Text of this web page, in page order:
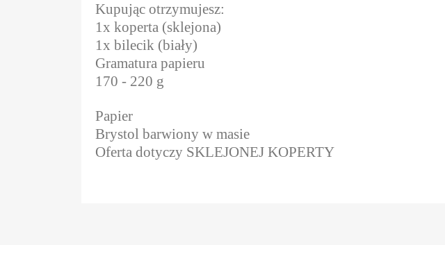
Kupując otrzymujesz:
1x koperta (sklejona)
1x bilecik (biały)
Gramatura papieru
170 - 220 g
Papier
Brystol barwiony w masie
Oferta dotyczy SKLEJONEJ KOPERTY